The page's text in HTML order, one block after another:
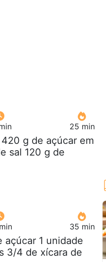
25 min
g de açúcar em
sal 120 g de
35 min
açúcar 1 unidade
3/4 de xícara de